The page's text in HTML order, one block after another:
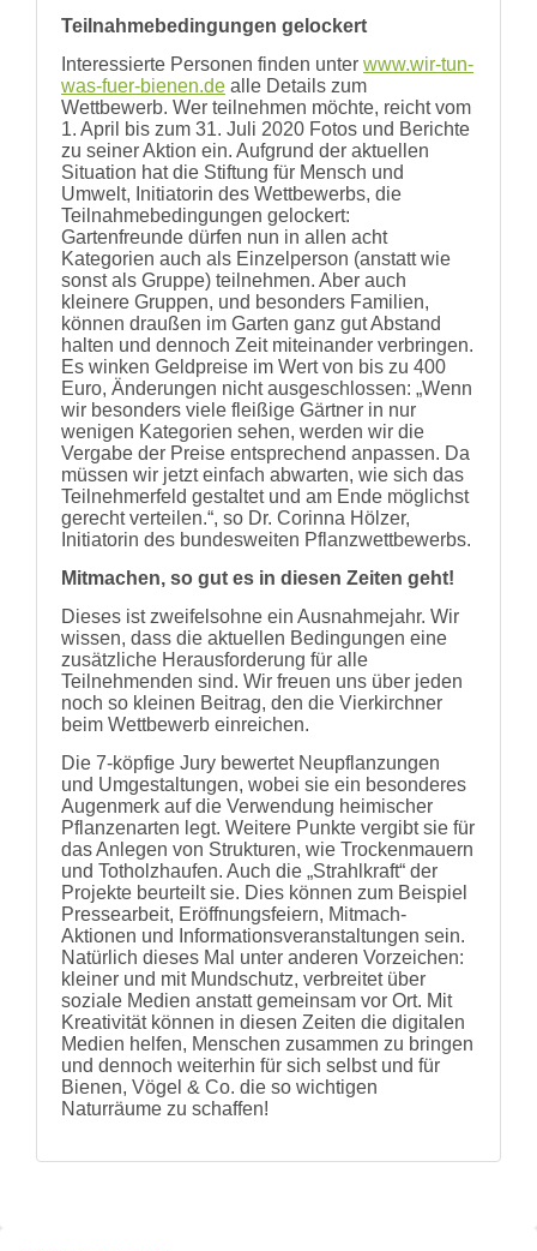
Teilnahmebedingungen gelockert
Interessierte Personen finden unter www.wir-tun-
was-fuer-bienen.de alle Details zum
Wettbewerb. Wer teilnehmen möchte, reicht vom
1. April bis zum 31. Juli 2020 Fotos und Berichte
zu seiner Aktion ein. Aufgrund der aktuellen
Situation hat die Stiftung für Mensch und
Umwelt, Initiatorin des Wettbewerbs, die
Teilnahmebedingungen gelockert:
Gartenfreunde dürfen nun in allen acht
Kategorien auch als Einzelperson (anstatt wie
sonst als Gruppe) teilnehmen. Aber auch
kleinere Gruppen, und besonders Familien,
können draußen im Garten ganz gut Abstand
halten und dennoch Zeit miteinander verbringen.
Es winken Geldpreise im Wert von bis zu 400
Euro, Änderungen nicht ausgeschlossen: „Wenn
wir besonders viele fleißige Gärtner in nur
wenigen Kategorien sehen, werden wir die
Vergabe der Preise entsprechend anpassen. Da
müssen wir jetzt einfach abwarten, wie sich das
Teilnehmerfeld gestaltet und am Ende möglichst
gerecht verteilen.“, so Dr. Corinna Hölzer,
Initiatorin des bundesweiten Pflanzwettbewerbs.
Mitmachen, so gut es in diesen Zeiten geht!
Dieses ist zweifelsohne ein Ausnahmejahr. Wir
wissen, dass die aktuellen Bedingungen eine
zusätzliche Herausforderung für alle
Teilnehmenden sind. Wir freuen uns über jeden
noch so kleinen Beitrag, den die Vierkirchner
beim Wettbewerb einreichen.
Die 7-köpfige Jury bewertet Neupflanzungen
und Umgestaltungen, wobei sie ein besonderes
Augenmerk auf die Verwendung heimischer
Pflanzenarten legt. Weitere Punkte vergibt sie für
das Anlegen von Strukturen, wie Trockenmauern
und Totholzhaufen. Auch die „Strahlkraft“ der
Projekte beurteilt sie. Dies können zum Beispiel
Pressearbeit, Eröffnungsfeiern, Mitmach-
Aktionen und Informationsveranstaltungen sein.
Natürlich dieses Mal unter anderen Vorzeichen:
kleiner und mit Mundschutz, verbreitet über
soziale Medien anstatt gemeinsam vor Ort. Mit
Kreativität können in diesen Zeiten die digitalen
Medien helfen, Menschen zusammen zu bringen
und dennoch weiterhin für sich selbst und für
Bienen, Vögel & Co. die so wichtigen
Naturräume zu schaffen!